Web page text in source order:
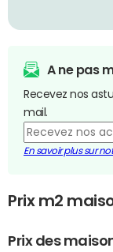
A ne pas
Recevez nos
mail.
En savoir plus sur
Prix m2
Prix des